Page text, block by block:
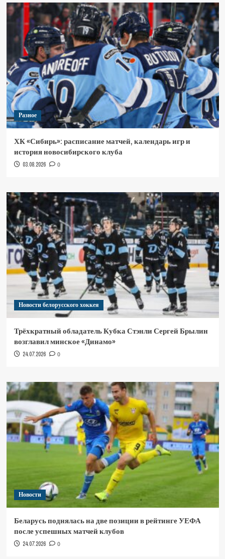
Разное
ХК «Сибирь»: расписание матчей, календарь игр и
история новосибирского клуба
03.08.2026 0
Новости белорусского хоккея
Трёхкратный обладатель Кубка Стэнли Сергей Брылин
возглавил минское «Динамо»
24.07.2026 0
Новости
Беларусь поднялась на две позиции в рейтинге УЕФА
после успешных матчей клубов
24.07.2026 0